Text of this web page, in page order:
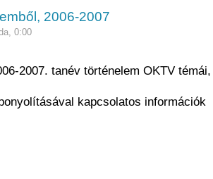
2006-2007
0:00
2007. tanév történelem OKTV
kapcsolatos információk